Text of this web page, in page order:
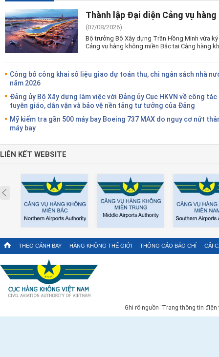
Thành lập Đại diện Cảng vụ
(07/08/2026)
Bộ trưởng Bộ Xây dựng Trần Hồng Minh vừa
Cảng vụ hàng không miền Bắc tại Cảng hàng
Công bố công khai số liệu giao dự toán thu, chi ngân sách nhà
năm 2026
Đảng ủy Bộ Xây dựng làm việc với Đảng ủy Cục HKVN về công tác
tuyên giáo, dân vận và bảo vệ nền tảng tư tưởng của Đảng
Mỹ kiểm tra gần 500 máy bay Boeing 737 MAX do nguy cơ nứt
máy bay
LIÊN KẾT WEBSITE
Prev
THEO CÁNH BAY HÀNG KHÔNG THẾ GIỚI THÔNG CÁO BÁO CHÍ CẢI
Ghi rõ nguồn 'Trang thông tin